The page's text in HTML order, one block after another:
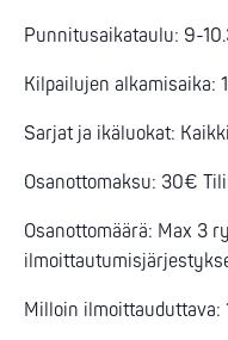
Punnitusaikataulu: 9-
Kilpailujen alkamisaika:
Sarjat ja ikäluokat: Kaikki
Osanottomaksu: 30€
Osanottomäärä: Max 3
Milloin ilmoittauduttava: